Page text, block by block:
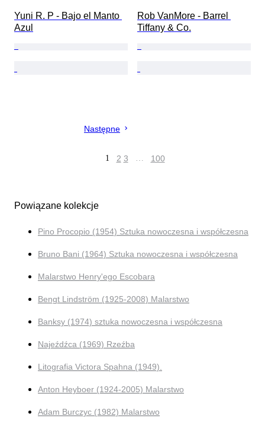
Yuni R. P - Bajo el Manto
Azul
Rob VanMore - Barrel
Tiffany & Co.
Następne
1 2 3 … 100
Powiązane kolekcje
Pino Procopio (1954) Sztuka nowoczesna i współczesna
Bruno Bani (1964) Sztuka nowoczesna i współczesna
Malarstwo Henry'ego Escobara
Bengt Lindström (1925-2008) Malarstwo
Banksy (1974) sztuka nowoczesna i współczesna
Najeźdźca (1969) Rzeźba
Litografia Victora Spahna (1949).
Anton Heyboer (1924-2005) Malarstwo
Adam Burczyc (1982) Malarstwo